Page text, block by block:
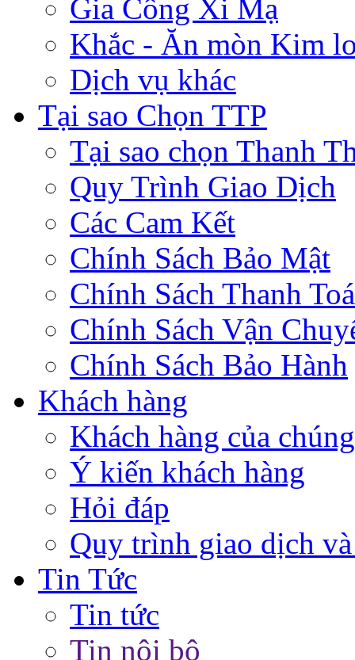
Gia Công Xi Mạ
Khắc - Ăn mòn Kim
Dịch vụ khác
Tại sao Chọn TTP
Tại sao chọn Thanh
Quy Trình Giao Dịch
Các Cam Kết
Chính Sách Bảo Mật
Chính Sách Thanh
Chính Sách Vận
Chính Sách Bảo Hành
Khách hàng
Khách hàng của
Ý kiến khách hàng
Hỏi đáp
Quy trình giao dịch
Tin Tức
Tin tức
Tin nội bộ